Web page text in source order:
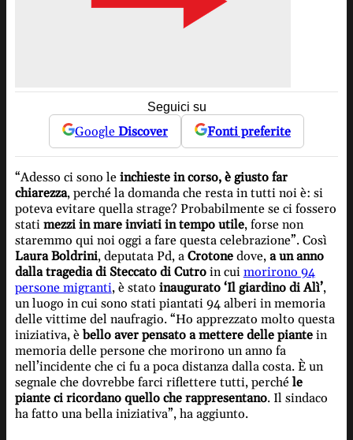
Seguici su
Google Discover Fonti preferite
“Adesso ci sono le inchieste in corso, è giusto far
chiarezza, perché la domanda che resta in tutti noi è: si
poteva evitare quella strage? Probabilmente se ci fossero
stati mezzi in mare inviati in tempo utile, forse non
staremmo qui noi oggi a fare questa celebrazione”. Così
Laura Boldrini, deputata Pd, a Crotonedove, a un anno
dalla tragedia di Steccato di Cutroin cui morirono 94
persone migranti, è stato inaugurato ‘Il giardino di Alì’,
un luogo in cui sono stati piantati 94 alberi in memoria
delle vittime del naufragio. “Ho apprezzato molto questa
iniziativa, è bello aver pensato a mettere delle piantein
memoria delle persone che morirono un anno fa
nell’incidente che ci fu a poca distanza dalla costa. È un
segnale che dovrebbe farci riflettere tutti, perché le
piante ci ricordano quello che rappresentano. Il sindaco
ha fatto una bella iniziativa”, ha aggiunto.